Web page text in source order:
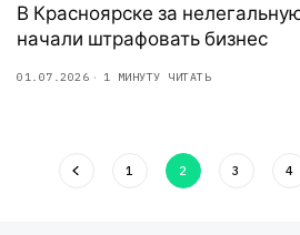
В Красноярске за
начали штрафовать бизнес
01.07.2026 1 МИНУТУ ЧИТАТЬ
1 2 3 4